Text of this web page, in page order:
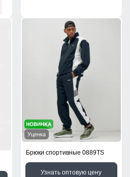
Уценка
Брюки спортивные 0889TS
Узнать оптовую цену